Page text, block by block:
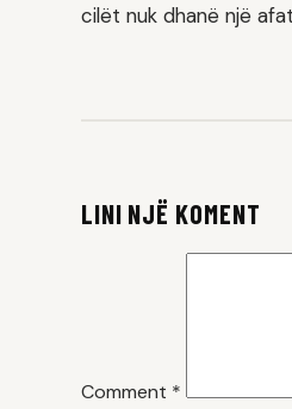
cilët nuk dhanë një
LINI NJË KOMENT
Comment *